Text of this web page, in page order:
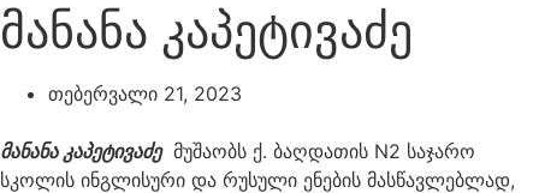
მანანა კაპეტივაძე
თებერვალი 21, 2023
მანანა კაპეტივაძემუშაობს ქ. ბაღდათის N2 საჯარო
სკოლის ინგლისური და რუსული ენების მასწავლებლად,